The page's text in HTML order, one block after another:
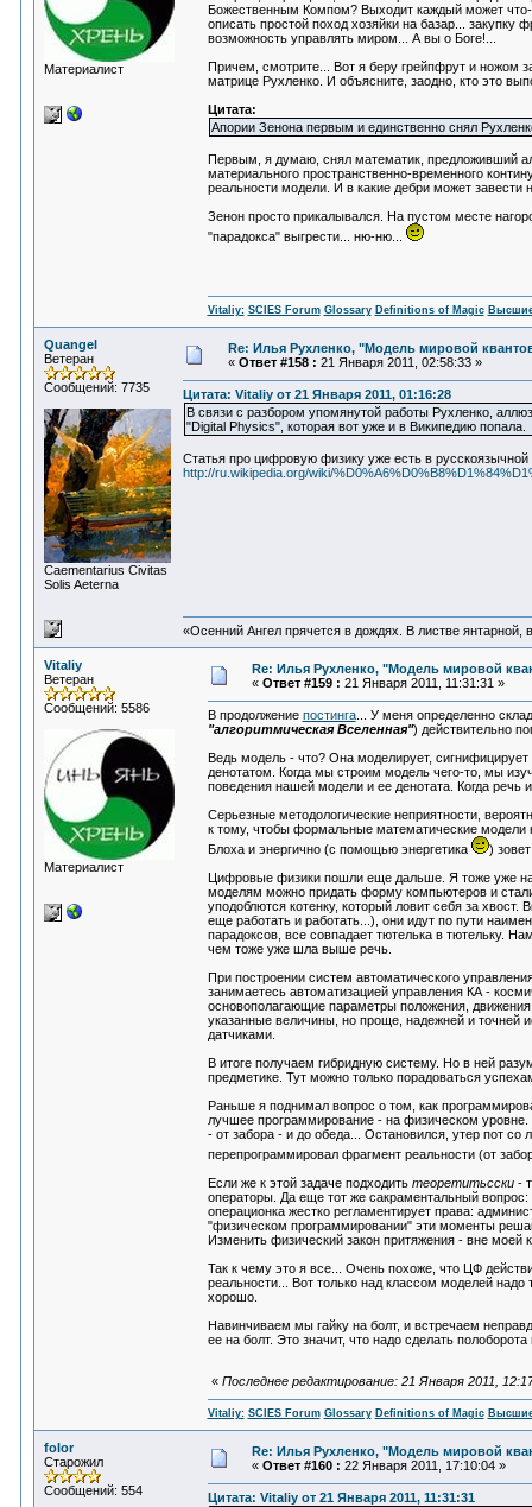
Материалист
Божественным Компом? Выходит каждый может
описать простой поход хозяйки на базар... закупку
возможность управлять миром... А вы о Боге!...
Причем, смотрите... Вот я беру грейпфрут и ножом
матрице Рухленко. И объясните, заодно, кто это
Цитата:
Апории Зенона первым и единственно снял
Первым, я думаю, снял математик, предложивший
материального пространственно-временного
реальности модели. И в какие дебри может завести
Зенон просто прикалывался. На пустом месте
"парадокса" выгрести... ню-ню...
Vitaliy: SCIES Forum Glossary Definitions of Magic
Quangel
Ветеран
Сообщений: 7735
Сaementarius Civitas
Solis Aeterna
Re: Илья Рухленко, "Модель мировой
« Ответ #158 : 21 Января 2011, 02:58:33 »
Цитата: Vitaliy от 21 Января 2011, 01:16:28
В связи с разбором упомянутой работы Рухленко,
"Digital Physics", которая вот уже и в Википедию попала.
Статья про цифровую физику уже есть в русскоязычной
http://ru.wikipedia.org/wiki/
«Осенний Ангел прячется в дождях. В листве янтарной,
Vitaliy
Ветеран
Сообщений: 5586
Материалист
Re: Илья Рухленко, "Модель мировой
« Ответ #159 : 21 Января 2011, 11:31:31 »
В продолжение постинга... У меня определенно
"алгоритмическая Вселенная") действительно
Ведь модель - что? Она моделирует,
денотатом. Когда мы строим модель чего-то, мы
поведения нашей модели и ее денотата. Когда речь
Серьезные методологические неприятности,
к тому, чтобы формальные математические модели
Блоха и энергично (с помощью энергетика
)
Цифровые физики пошли еще дальше. Я тоже уже на
моделям можно придать форму компьютеров и
уподоблются котенку, который ловит себя за
еще работать и работать...), они идут по пути
парадоксов, все совпадает тютелька в тютельку.
чем тоже уже шла выше речь.
При построении систем автоматического
занимаетесь автоматизацией управления КА -
основополагающие параметры положения,
указанные величины, но проще, надежней и
датчиками.
В итоге получаем гибридную систему. Но в ней
предметике. Тут можно только порадоваться
Раньше я поднимал вопрос о том, как
лучшее программирование - на физическом уровне.
- от забора - и до обеда... Остановился, утер пот
перепрограммировал фрагмент реальности (от
Если же к этой задаче подходить теоретитьсски-
операторы. Да еще тот же сакраментальный
операционка жестко регламентирует права:
"физическом программировании" эти моменты
Изменить физический закон притяжения - вне моей
Так к чему это я все... Очень похоже, что ЦФ
реальности... Вот только над классом моделей
хорошо.
Навинчиваем мы гайку на болт, и встречаем
ее на болт. Это значит, что надо сделать
« Последнее редактирование: 21 Января 2011,
Vitaliy: SCIES Forum Glossary Definitions of Magic
folor
Старожил
Сообщений: 554
Re: Илья Рухленко, "Модель мировой
« Ответ #160 : 22 Января 2011, 17:10:04 »
Цитата: Vitaliy от 21 Января 2011, 11:31:31